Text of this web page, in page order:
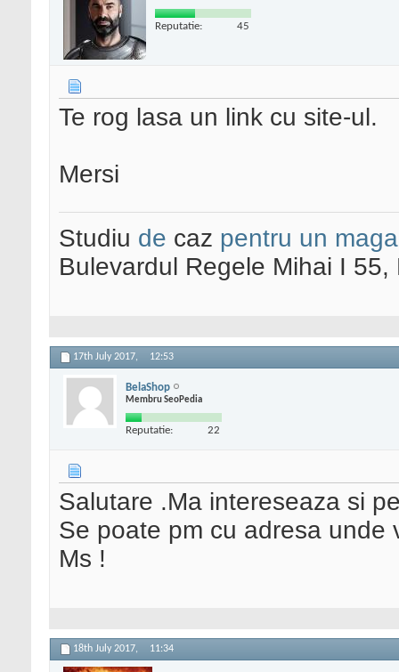
Reputatie: 45
Te rog lasa un link cu site-ul.
Mersi
Studiu de caz pentru un
Bulevardul Regele Mihai I
17th July 2017, 12:53
BelaShop
Membru SeoPedia
Reputatie: 22
Salutare .Ma intereseaza si
Se poate pm cu adresa unde
Ms !
18th July 2017, 11:34